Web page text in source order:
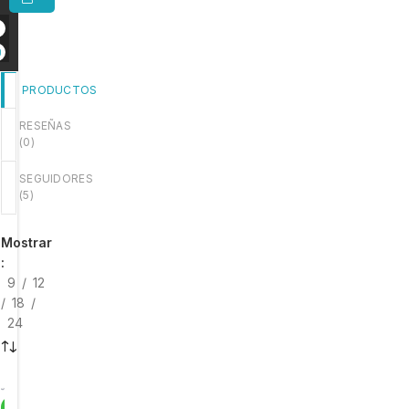
PRODUCTOS
RESEÑAS
(0)
SEGUIDORES
(5)
Mostrar
9
12
18
24